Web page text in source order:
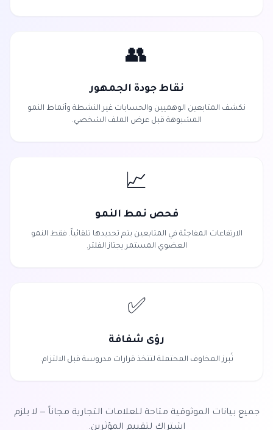
👥
نقاط جودة الجمهور
نكشف المتابعين الوهميين والحسابات غير النشطة وأنماط النمو
المشبوهة قبل عرض الملف الشخصي.
📈
فحص نمط النمو
الارتفاعات المفاجئة في المتابعين يتم تحديدها تلقائياً. فقط النمو
العضوي المستمر يجتاز الفلتر.
✅
رؤى شفافة
نُبرز المخاوف المحتملة لتتخذ قرارات مدروسة قبل الالتزام.
جميع بيانات الموثوقية متاحة للعلامات التجارية مجاناً — لا يلزم
اشتراك لتقييم المؤثرين.